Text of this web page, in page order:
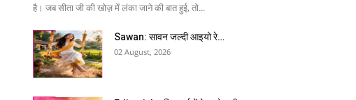
है। जब सीता जी की खोज़ में लंका जाने की बात हुई, तो...
Sawan: सावन जल्दी आइयो रे…
02 August, 2026